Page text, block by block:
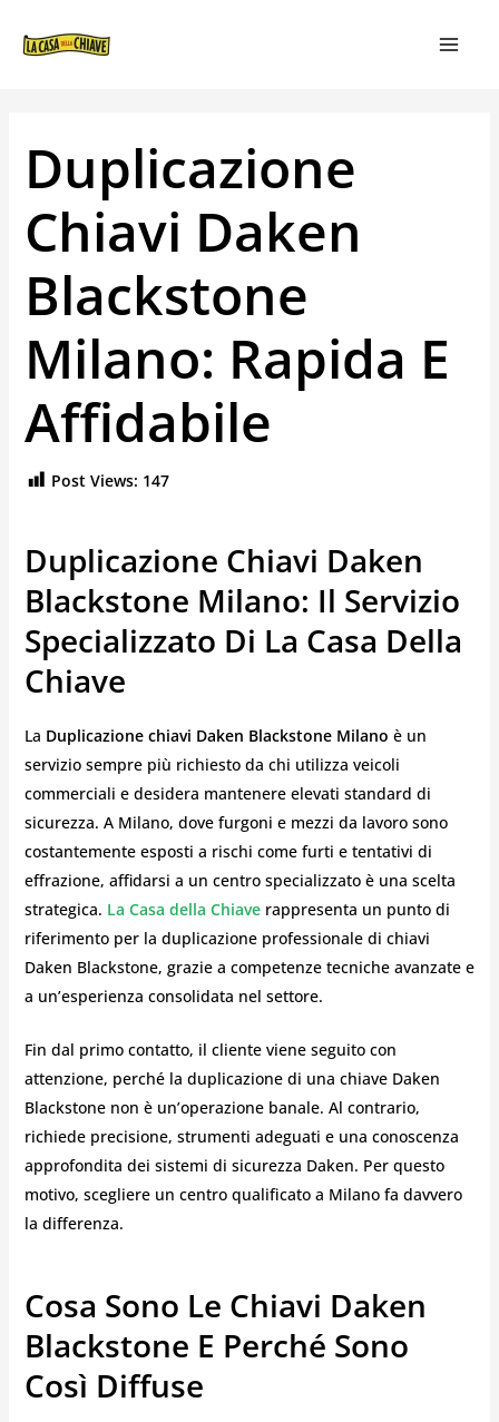
Duplicazione
Chiavi Daken
Blackstone
Milano: Rapida E
Affidabile
Post Views: 147
Duplicazione Chiavi Daken
Blackstone Milano: Il Servizio
Specializzato Di La Casa Della
Chiave
La Duplicazione chiavi Daken Blackstone Milano è un
servizio sempre più richiesto da chi utilizza veicoli
commerciali e desidera mantenere elevati standard di
sicurezza. A Milano, dove furgoni e mezzi da lavoro sono
costantemente esposti a rischi come furti e tentativi di
effrazione, affidarsi a un centro specializzato è una scelta
strategica. La Casa della Chiave rappresenta un punto di
riferimento per la duplicazione professionale di chiavi
Daken Blackstone, grazie a competenze tecniche avanzate e
a un’esperienza consolidata nel settore.
Fin dal primo contatto, il cliente viene seguito con
attenzione, perché la duplicazione di una chiave Daken
Blackstone non è un’operazione banale. Al contrario,
richiede precisione, strumenti adeguati e una conoscenza
approfondita dei sistemi di sicurezza Daken. Per questo
motivo, scegliere un centro qualificato a Milano fa davvero
la differenza.
Cosa Sono Le Chiavi Daken
Blackstone E Perché Sono
Così Diffuse
ARTICOLI